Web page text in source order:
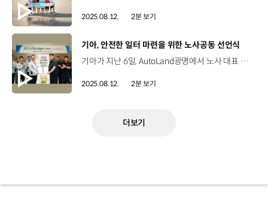
2025.08.12. 2분 보기
[동영상]
기아, 안전한 일터 마련을 위한 노사공동 선언식
기아가 지난 6일, AutoLand광명에서 노사 대표 등 관계자들이 참석한 가운데, '안전한 일터 조성을 위한 노사공동 안전보건 선언식'을 개최했습니다. 이번 선언식에서 기아 노사는 안전을 최우선 가치로 삼고, 위험 요인 발굴과 개선을 약속하는 등 중대재해 근절에 대한 의지를 다졌습니다. 하임봉 지부장 / 전국금속노조 기아자동차지부고용노동부에서도 7월 중순 쯤에 안전한 일터 만들기 프로젝트 관련된 (정책이) 가동이 되고 있는 걸로 알고 있습니다. 생명과 직결되는 예방활동을 선도적으로 진행해 주시면 좋겠습니다. 최준영 사장 / 기아 국내생산담당앞으로 기업의 경쟁력은 생산성과 실적이 아니라 안전보건 문화가 얼마나 깊이 뿌리내려졌는지로 평가받는 시대가 되었습니다. 오늘 선언식을 계기로 안전의 중요성을 다시 한번 인식하고, 조금은 불편하더라도 안전 수칙을 철저히 지키는 특히 중대재해는 절대로 발생하지 않는 사업장이 됐으면 합니다. 이에 따라, 기아 노사는 폭염 피해를 막기 위해 사업장의 냉방시스템을 강화하고, ‘엑스블 숄더’와 같은 스마트 안전기술을 확대 적용합니다. 또한, 협력사를 대상으로 맞춤형 안전 지원 프로그램을 운영해, 노사 뿐만 아니라 협력사까지 함께 책임을 다해 지속 가능한 안전 문화를 뿌리내릴 계획입니다.
2025.08.12. 2분 보기
더보기